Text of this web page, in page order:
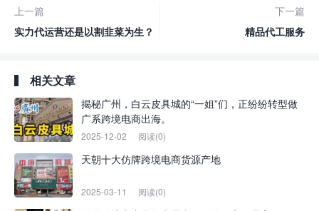
上一篇
实力代运营还是以割韭菜为生？
下一篇
精品代工服务
相关文章
揭秘广州，白云皮具城的“一姐”们，正纷纷转型做
广系跨境电商出海。
2025-12-02 阅读(0)
天朝十大仿牌跨境电商货源产地
2025-03-11 阅读(0)